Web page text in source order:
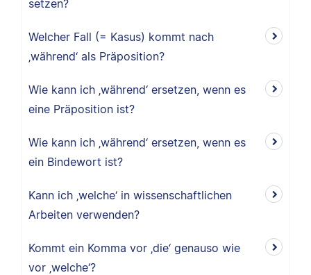
setzen?
Welcher Fall (= Kasus) kommt nach
‚während‘ als Präposition?
Wie kann ich ‚während‘ ersetzen, wenn es
eine Präposition ist?
Wie kann ich ‚während‘ ersetzen, wenn es
ein Bindewort ist?
Kann ich ‚welche‘ in wissenschaftlichen
Arbeiten verwenden?
Kommt ein Komma vor ‚die‘ genauso wie
vor ‚welche‘?